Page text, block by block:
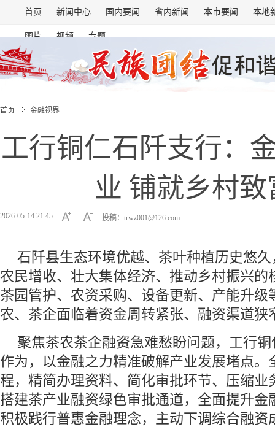
首页 新闻中心 国内要闻 省内新闻 本市要闻 本地
图片 视频 专题
首页 金融视界
工行铜仁石阡支行：
业 铺就乡村致
2026-05-14 21:45 投稿：trwz001@126.com
石阡县生态环境优越、茶叶种植历史悠
农民增收、壮大集体经济、推动乡村振兴的
茶园管护、农资采购、设备更新、产能升级
农、茶企面临着资金周转紧张、融资渠道狭
聚焦茶农茶企融资急难愁盼问题，工行
作为，以金融之力精准破解产业发展堵点。
程，精简办理资料、简化审批环节、压缩业
搭建茶产业融资绿色审批通道，全面提升金
积极践行普惠金融理念，主动下调综合融资